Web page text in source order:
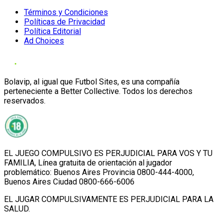
Términos y Condiciones
Políticas de Privacidad
Política Editorial
Ad Choices
Bolavip, al igual que Futbol Sites, es una compañía
perteneciente a Better Collective. Todos los derechos
reservados.
EL JUEGO COMPULSIVO ES PERJUDICIAL PARA VOS Y TU
FAMILIA, Línea gratuita de orientación al jugador
problemático: Buenos Aires Provincia 0800-444-4000,
Buenos Aires Ciudad 0800-666-6006
EL JUGAR COMPULSIVAMENTE ES PERJUDICIAL PARA LA
SALUD.